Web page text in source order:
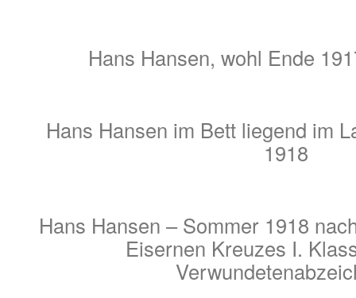
Hans Hansen, wohl Ende
Hans Hansen im Bett liegend im
1918
Hans Hansen – Sommer 1918
Eisernen Kreuzes I.